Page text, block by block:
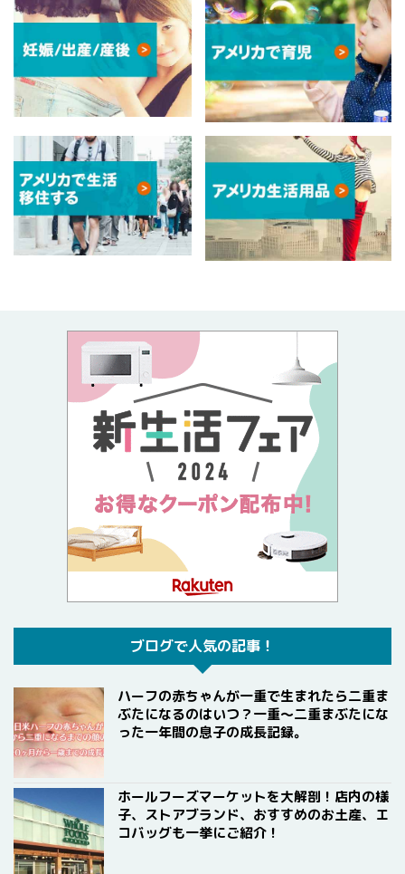
ブログで人気の記事！
ハーフの赤ちゃんが一重で生まれたら二重ま
ぶたになるのはいつ？一重〜二重まぶたにな
った一年間の息子の成長記録。
ホールフーズマーケットを大解剖！店内の様
子、ストアブランド、おすすめのお土産、エ
コバッグも一挙にご紹介！